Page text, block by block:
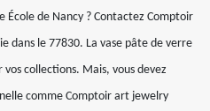
de Nancy ? Contactez Comptoir
dans le 77830. La vase pâte de verre
collections. Mais, vous devez
comme Comptoir art jewelry